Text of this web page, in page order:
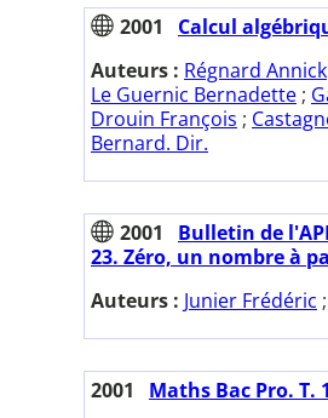
2001
Calcul
Auteurs : Régnard Annick
Le Guernic Bernadette ;
Drouin François ;
Bernard. Dir.
2001
Bulletin de
23. Zéro, un nombre à
Auteurs : Junier Frédéric ;
2001
Maths Bac Pro. T.